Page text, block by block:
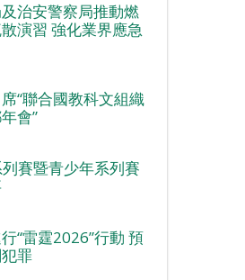
治安警察局推動燃
演習 強化業界應急
“聯合國教科文組織
會”
賽暨青少年系列賽
“雷霆2026”行動 預
罪